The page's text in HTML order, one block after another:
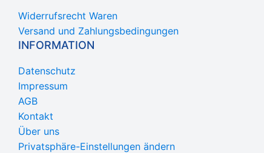
Widerrufsrecht Waren
Versand und Zahlungsbedingungen
INFORMATION
Datenschutz
Impressum
AGB
Kontakt
Über uns
Privatsphäre-Einstellungen ändern